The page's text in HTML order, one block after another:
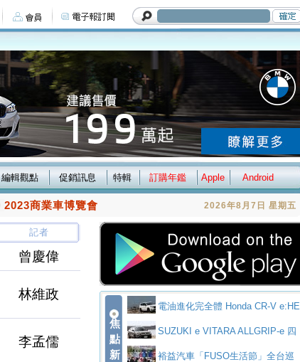
編輯觀點 促銷訊息 特輯 訂購年鑑 Apple Android
2023商業車博覽會 2026年8月7日 星期五
記者
曾慶偉
林維政
李孟儒
焦
點
新
電油進化完全體 Honda CR-V e:HE
V PrestigeSUZUKI e VITARA ALLGRIP-e 四
驅精神的純電新詮釋
裕益汽車「FUSO生活節」全台巡